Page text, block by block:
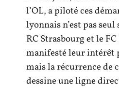
l’OL, a piloté ces
lyonnais n’est pas
RC Strasbourg et le
manifesté leur intérêt
mais la récurrence de
dessine une ligne